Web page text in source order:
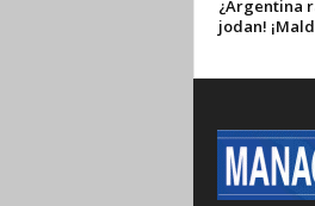
¿Argentina
jodan!